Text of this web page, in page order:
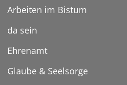
Arbeiten im Bistum
da sein
Ehrenamt
Glaube & Seelsorge